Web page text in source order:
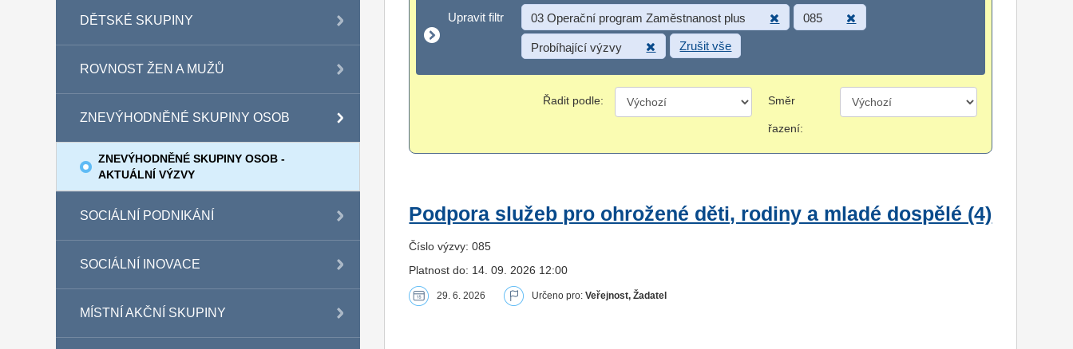
DĚTSKÉ SKUPINY
ROVNOST ŽEN A MUŽŮ
ZNEVÝHODNĚNÉ SKUPINY OSOB
ZNEVÝHODNĚNÉ SKUPINY OSOB -
AKTUÁLNÍ VÝZVY
SOCIÁLNÍ PODNIKÁNÍ
SOCIÁLNÍ INOVACE
MÍSTNÍ AKČNÍ SKUPINY
Upravit filtr
Upravit filtr 03 Operační program Zaměstnanost plus 085
Probíhající výzvy Zrušit vše
Řadit podle: Směr
řazení:
Podpora služeb pro ohrožené děti, rodiny a mladé dospělé (4)
Číslo výzvy: 085
Platnost do: 14. 09. 2026 12:00
29. 6. 2026 Určeno pro:Veřejnost, Žadatel